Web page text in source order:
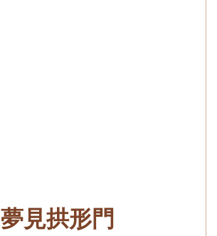
夢見拱形門